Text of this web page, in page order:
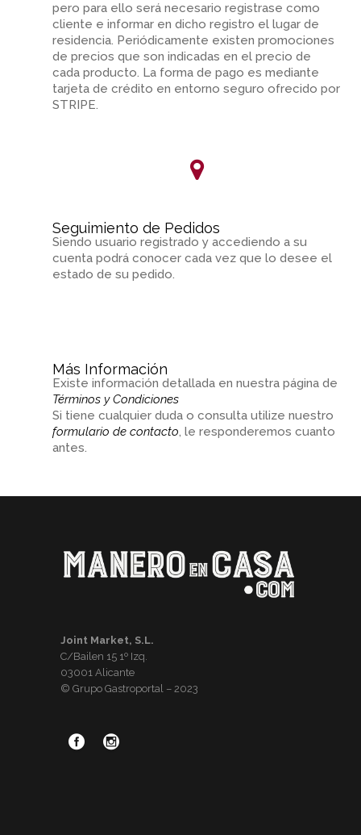
pero para ello será necesario registrase como
cliente e informar en dicho registro el lugar de
residencia. Periódicamente existen promociones
de precios que son indicadas en el precio de
cada producto. La forma de pago es mediante
tarjeta de crédito en entorno seguro ofrecido por
STRIPE.
Seguimiento de Pedidos
Siendo usuario registrado y accediendo a su
cuenta podrá conocer cada vez que lo desee el
estado de su pedido.
Más Información
Existe información detallada en nuestra página de
Términos y Condiciones
Si tiene cualquier duda o consulta utilize nuestro
formulario de contacto, le responderemos cuanto
antes.
Joint Market, S.L.
C/Bailen 15 1º Izq.
03001 Alicante
© Grupo Gastroportal – 2023